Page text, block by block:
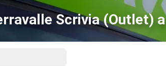
Scrivia (Outlet)